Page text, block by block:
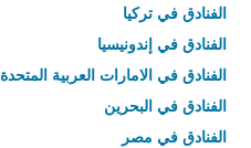
الفنادق في تركيا
الفنادق في إندونيسيا
الفنادق في الامارات العربية المتحدة
الفنادق في البحرين
الفنادق في مصر